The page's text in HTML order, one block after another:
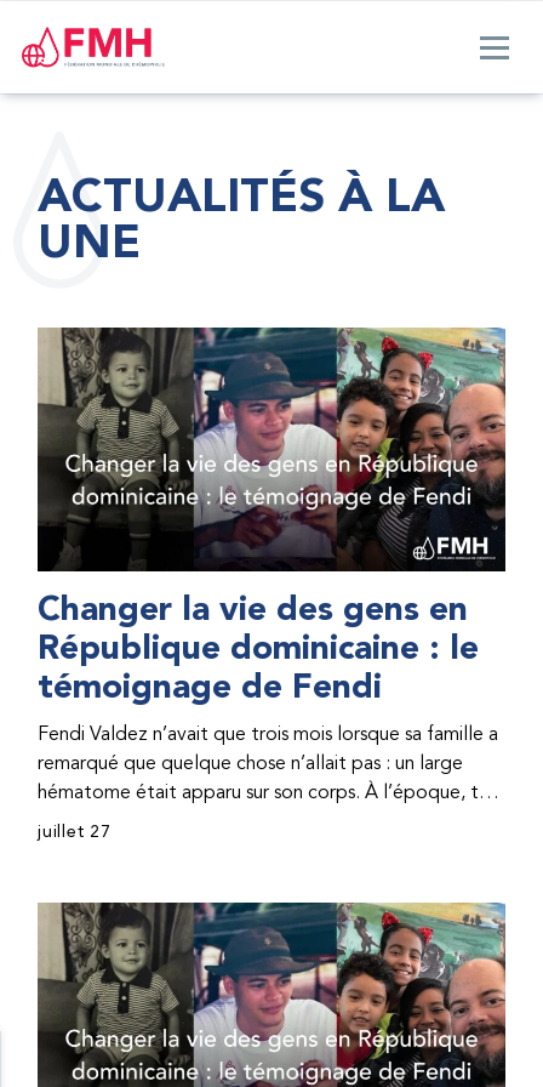
ACTUALITÉS À LA
UNE
Changer la vie des gens en
République dominicaine : le
témoignage de Fendi
Fendi Valdez n’avait que trois mois lorsque sa famille a
remarqué que quelque chose n’allait pas : un large
hématome était apparu sur son corps. À l’époque, très
peu de professionnel·les de santé de République
correct, le traitement était encore largement
indisponible. Les concentrés de facteur étaient chers
et difficiles à se procurer. Afin que son traitement dure
plus longtemps, Fendi prenait parfois une dose
inférieure à celle prescrite. À cause de ces soins limités,
il avait fréquemment des saignements, manquait
juillet 27